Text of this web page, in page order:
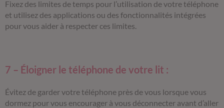
Fixez des limites de temps pour l’utilisation de votre téléphone
et utilisez des applications ou des fonctionnalités intégrées
pour vous aider à respecter ces limites.
7 – Éloigner le téléphone de votre lit :
Évitez de garder votre téléphone près de vous lorsque vous
dormez pour vous encourager à vous déconnecter avant d’aller